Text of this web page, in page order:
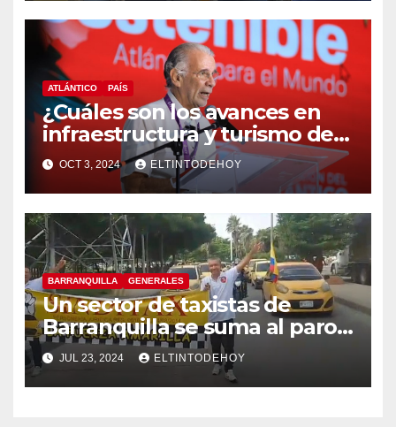
ATLÁNTICO PAÍS
¿Cuáles son los avances en
infraestructura y turismo del
Atlántico? Gobernador
responde
OCT 3, 2024 ELTINTODEHOY
BARRANQUILLA GENERALES
Un sector de taxistas de
Barranquilla se suma al paro
nacional
JUL 23, 2024 ELTINTODEHOY